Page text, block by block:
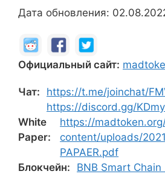
Дата обновления:
Официальный сайт:
Чат: https://t.me/joinchat/
https://discord.gg/
White
Paper:
https://
content/uploads/
PAPAER.pdf
Блокчейн:
BNB Smart Chain